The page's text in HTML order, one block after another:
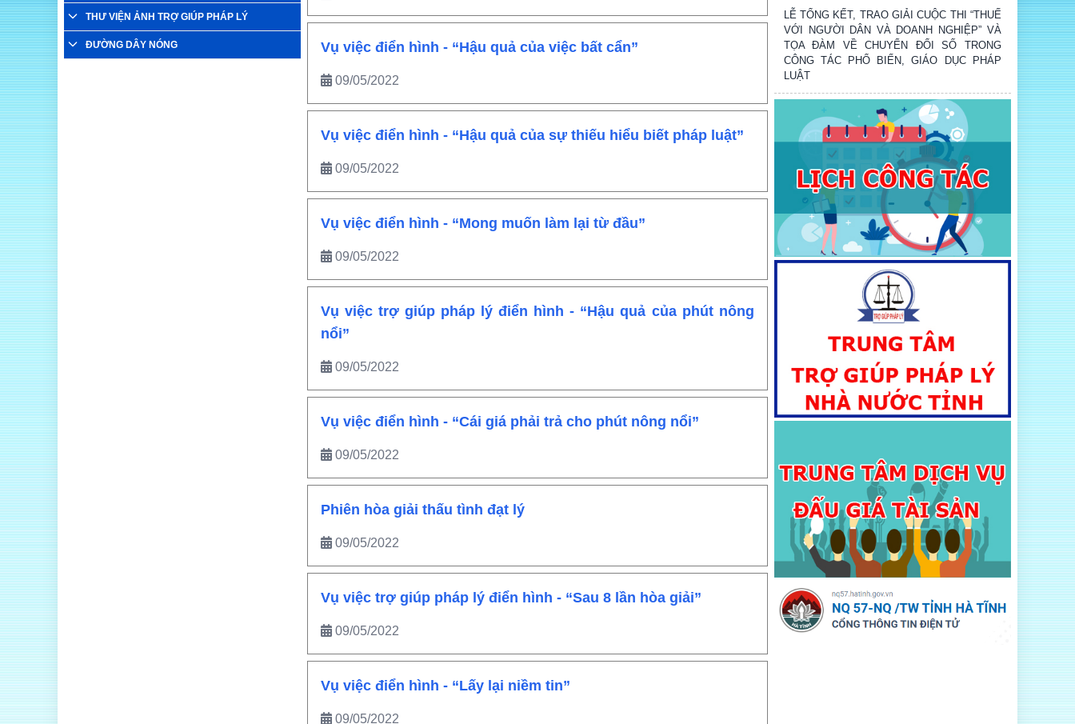
THƯ VIỆN ẢNH TRỢ GIÚP PHÁP LÝ
ĐƯỜNG DÂY NÓNG Vụ việc điển hình - “Hậu quả của việc bất cẩn”
09/05/2022
Vụ việc điển hình - “Hậu quả của sự thiếu hiểu biết pháp luật”
09/05/2022
Vụ việc điển hình - “Mong muốn làm lại từ đầu”
09/05/2022
Vụ việc trợ giúp pháp lý điển hình - “Hậu quả của phút nông
nổi”
09/05/2022
Vụ việc điển hình - “Cái giá phải trả cho phút nông nổi”
09/05/2022
Phiên hòa giải thấu tình đạt lý
09/05/2022
Vụ việc trợ giúp pháp lý điển hình - “Sau 8 lần hòa giải”
09/05/2022
Vụ việc điển hình - “Lấy lại niềm tin”
09/05/2022
VỚI NGƯỜI DÂN VÀ DOANH NGHIỆP” VÀ
TỌA ĐÀM VỀ CHUYỂN ĐỔI SỐ TRONG
CÔNG TÁC PHỔ BIẾN, GIÁO DỤC PHÁP
LUẬT
Trung tâm Dịch vụ đấu giá tài sản tỉnh Hà Tĩnh
tổ chức thành công phiên đấu giá quyền sử
dụng đất tại xã Kỳ Xuân
Sở Tư pháp Hà Tĩnh tổ chức Lễ chào cờ
tháng 8: triển khai nhiệm vụ trọng tâm, công
bố quyết định về công tác cán bộ và quán triệt
các quy định mới của Trung ương
Chính sách nổi bật có hiệu lực từ tháng 8
Sở Tư pháp ký kết Bản ghi nhớ hợp tác với
Trung tâm Trọng tài Quốc tế Việt Nam và tổ
chức Hội nghị tập huấn về kỹ năng soạn thảo,
đàm phán, ký kết hợp đồng, giải quyết tranh
chấp phát sinh